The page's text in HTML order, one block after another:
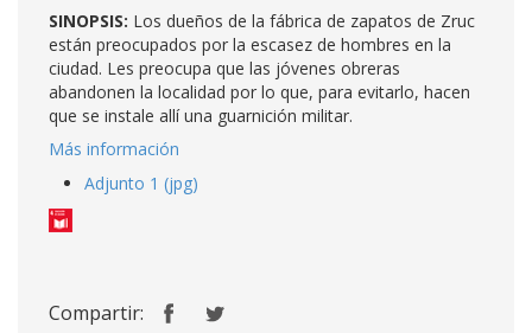
SINOPSIS: Los dueños de la fábrica de zapatos de Zruc
están preocupados por la escasez de hombres en la
ciudad. Les preocupa que las jóvenes obreras
abandonen la localidad por lo que, para evitarlo, hacen
que se instale allí una guarnición militar.
Más información
Adjunto 1 (jpg)
Compartir: